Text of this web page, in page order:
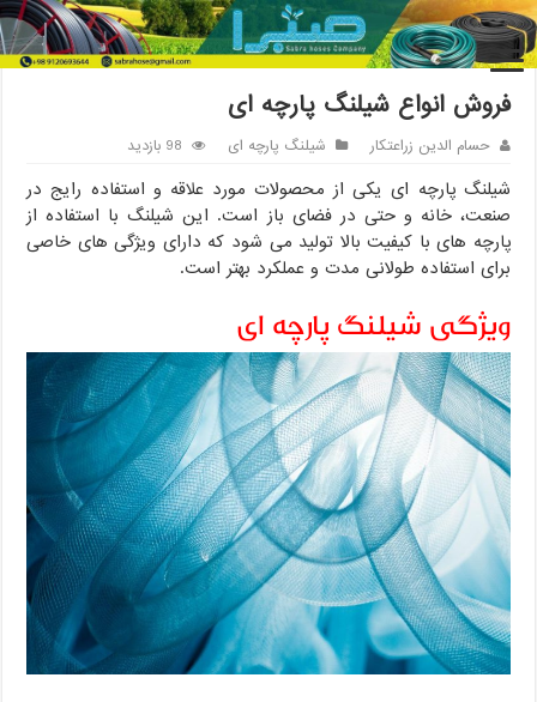
خانه / شیلنگ پارچه‌ ای / فروش انواع شیلنگ پارچه ای
فروش انواع شیلنگ پارچه ای
حسام الدین زراعتکار شیلنگ پارچه‌ ای 98 بازدید
شیلنگ پارچه ای یکی از محصولات مورد علاقه و استفاده رایج در
صنعت، خانه و حتی در فضای باز است. این شیلنگ با استفاده از
پارچه های با کیفیت بالا تولید می شود که دارای ویژگی های خاصی
برای استفاده طولانی مدت و عملکرد بهتر است.
ویژگی شیلنگ پارچه ای